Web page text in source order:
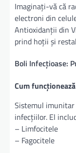
Imaginați-vă că
electroni din
Antioxidanții din
prind hoții și
Boli Infecțioase:
Cum
Sistemul
infecțiilor. El
– Limfocitele
– Fagocitele